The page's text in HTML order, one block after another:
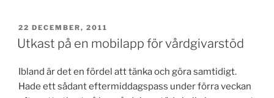
c
e
o
st
o
o
ai
l
e
PUBLICERAT
22 DECEMBER, 2011
Utkast på en mobilapp för vårdgivarstöd
Ibland är det en fördel att tänka och göra samtidigt.
Hade ett sådant eftermiddagspass under förra veckan